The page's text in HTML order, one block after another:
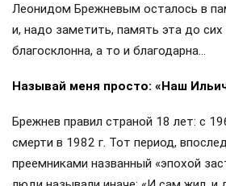
Леонидом Брежневым осталось в
и, надо заметить, память эта до сих
благосклонна, а то и благодарна…
Называй меня просто: «Наш
Брежнев правил страной 18 лет: с
смерти в 1982 г. Тот период,
преемниками названный «эпохой